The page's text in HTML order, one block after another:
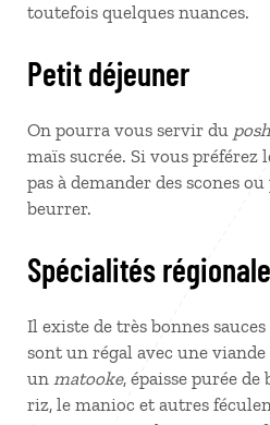
toutefois quelques nuances.
Petit déjeuner
On pourra vous servir du
maïs sucrée. Si vous préférez
pas à demander des scones
beurrer.
Spécialités
Il existe de très bonnes
sont un régal avec une
un matooke, épaisse purée
riz, le manioc et autres